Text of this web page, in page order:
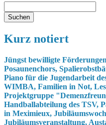
Kurz notiert
Jüngst bewilligte
Posaunenchors,
Piano für die Jugendarbeit
WIMBA, Familien in Not,
Projektgruppe
Handballabteilung des TSV,
in Meximieux,
Jubiläumsveranstaltung,